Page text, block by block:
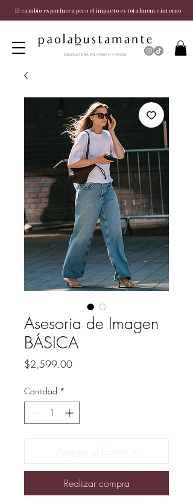
El cambio es por fuera pero el impacto es totalmente interno
Asesoria de Imagen
BÁSICA
$2,599.00Precio
Cantidad *
Realizar compra